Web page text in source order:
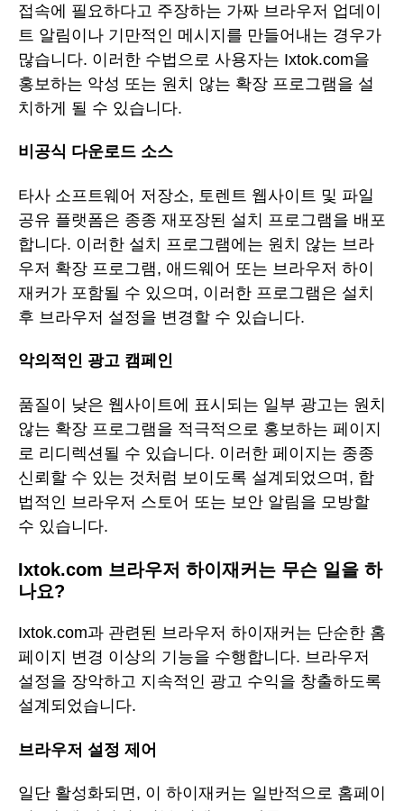
접속에 필요하다고 주장하는 가짜 브라우저 업데이
트 알림이나 기만적인 메시지를 만들어내는 경우가
많습니다. 이러한 수법으로 사용자는 Ixtok.com을
홍보하는 악성 또는 원치 않는 확장 프로그램을 설
치하게 될 수 있습니다.
비공식 다운로드 소스
타사 소프트웨어 저장소, 토렌트 웹사이트 및 파일
공유 플랫폼은 종종 재포장된 설치 프로그램을 배포
합니다. 이러한 설치 프로그램에는 원치 않는 브라
우저 확장 프로그램, 애드웨어 또는 브라우저 하이
재커가 포함될 수 있으며, 이러한 프로그램은 설치
후 브라우저 설정을 변경할 수 있습니다.
악의적인 광고 캠페인
품질이 낮은 웹사이트에 표시되는 일부 광고는 원치
않는 확장 프로그램을 적극적으로 홍보하는 페이지
로 리디렉션될 수 있습니다. 이러한 페이지는 종종
신뢰할 수 있는 것처럼 보이도록 설계되었으며, 합
법적인 브라우저 스토어 또는 보안 알림을 모방할
수 있습니다.
Ixtok.com 브라우저 하이재커는 무슨 일을 하
나요?
Ixtok.com과 관련된 브라우저 하이재커는 단순한 홈
페이지 변경 이상의 기능을 수행합니다. 브라우저
설정을 장악하고 지속적인 광고 수익을 창출하도록
설계되었습니다.
브라우저 설정 제어
일단 활성화되면, 이 하이재커는 일반적으로 홈페이